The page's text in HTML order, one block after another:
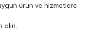
ürün ve hizmetlere